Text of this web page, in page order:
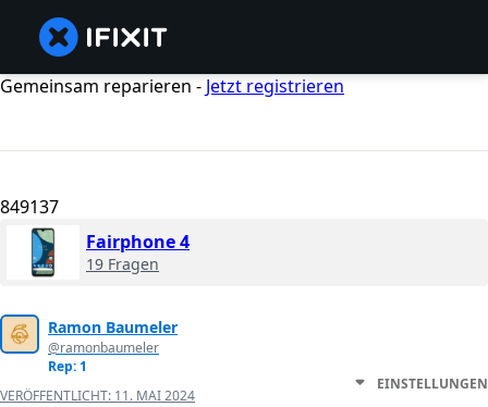
Gemeinsam reparieren - Jetzt registrieren
849137
Fairphone 4
19 Fragen
Ramon Baumeler
@ramonbaumeler
Rep: 1
VERÖFFENTLICHT: 11. MAI 2024
EINSTELLUNGEN